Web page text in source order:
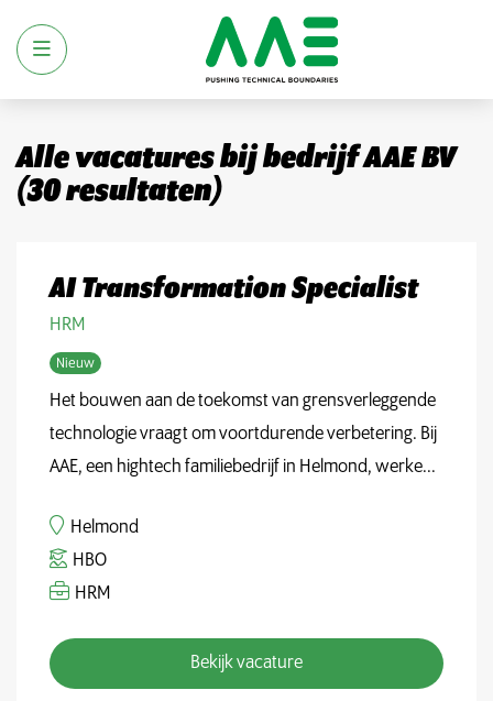
Menu
Alle vacaturesbij bedrijf AAE BV
(30resultaten)
AI Transformation Specialist
HRM
Nieuw
Het bouwen aan de toekomst van grensverleggende
technologie vraagt om voortdurende verbetering. Bij
AAE, een hightech familiebedrijf in Helmond, werke...
Helmond
HBO
HRM
Bekijk vacature